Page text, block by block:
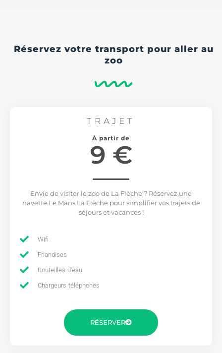
Réservez votre transport pour aller au
zoo
TRAJET
À partir de
9 €
Envie de visiter le zoo de La Flèche ? Réservez une
navette Le Mans La Flèche pour simplifier vos trajets de
séjours et vacances !
Wifi
Friandises
Bouteilles d'eau
Chargeurs téléphones
RÉSERVER